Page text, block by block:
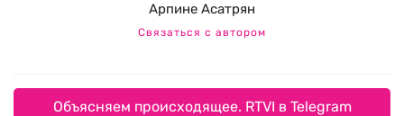
Арпине Асатрян
Связаться с автором
Объясняем происходящее. RTVI в Telegram